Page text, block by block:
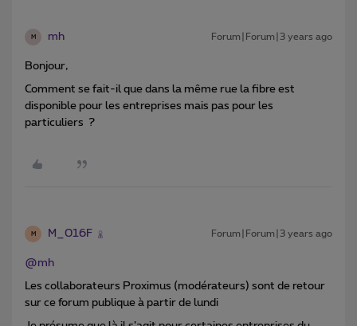
M mh Forum|Forum|3 years ago
Bonjour,
Comment se fait-il que dans la même rue la fibre est
disponible pour les entreprises mais pas pour les
particuliers ?
M M_016F Forum|Forum|3 years ago
@mh
Les collaborateurs Proximus (modérateurs) sont de retour
sur ce forum publique à partir de lundi